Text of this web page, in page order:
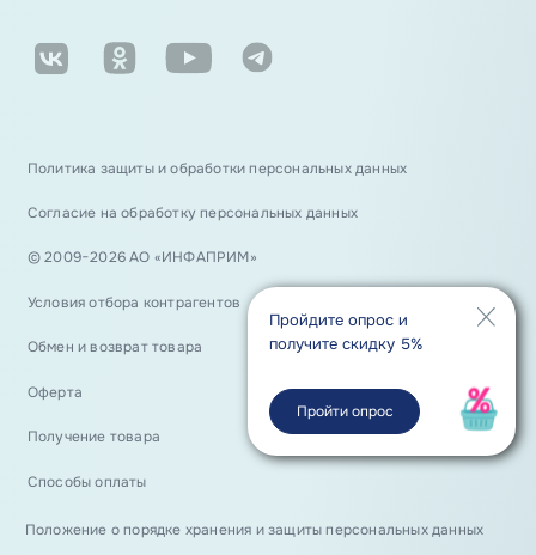
Пройдите опрос и
получите скидку 5%
Пройти опрос
Политика защиты и обработки персональных данных
Согласие на обработку персональных данных
Положение о порядке хранения и защиты персональных данных
© 2009−2026 АО «ИНФАПРИМ»
Условия отбора контрагентов
Обмен и возврат товара
Оферта
Получение товара
Способы оплаты